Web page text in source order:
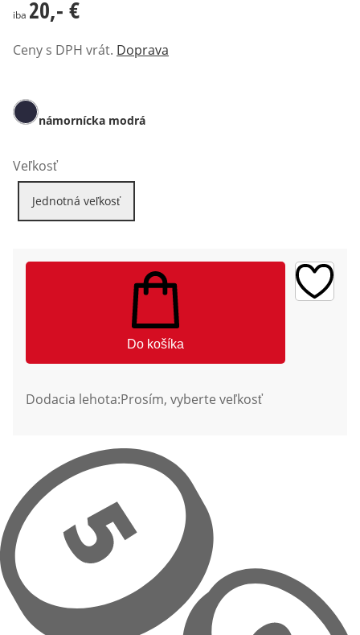
iba 20,- €
Ceny s DPH vrát. Doprava
námornícka modrá
Veľkosť
Jednotná veľkosť
Do košíka
Dodacia lehota:Prosím, vyberte veľkosť